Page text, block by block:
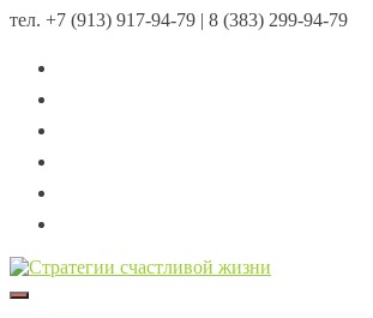
тел. +7 (913) 917-94-79 | 8 (383) 299-94-79
Menu